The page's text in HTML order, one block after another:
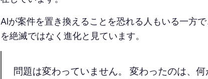
AIが案件を置き換えることを恐れる人もいる一方
を絶滅ではなく進化と見ています。
問題は変わっていません。 変わったのは、